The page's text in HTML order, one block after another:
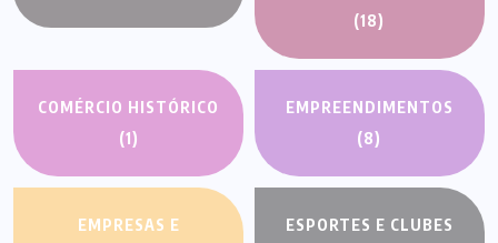
(18)
COMÉRCIO HISTÓRICO
(1)
EMPREENDIMENTOS
(8)
EMPRESAS E
ESPORTES E CLUBES